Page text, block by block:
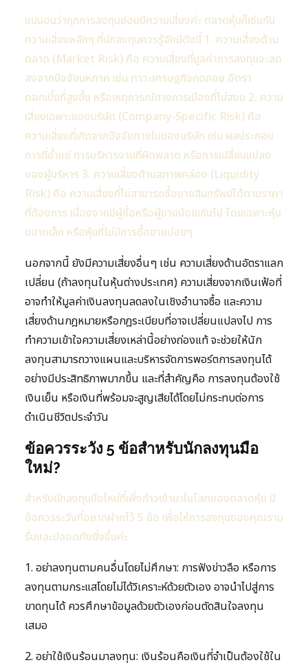
แน่นอนว่าทุกการลงทุนย่อมมีความเสี่ยงค่ะ ตลาดหุ้นก็เช่นกัน
ความเสี่ยงหลักๆ ที่นักลงทุนควรรู้จักมีดังนี้ 1. ความเสี่ยงด้าน
ตลาด (Market Risk) คือ ความเสี่ยงที่มูลค่าการลงทุนจะลด
ลงจากปัจจัยมหภาค เช่น ภาวะเศรษฐกิจถดถอย อัตรา
ดอกเบี้ยที่สูงขึ้น หรือเหตุการณ์ทางการเมืองที่ไม่สงบ 2. ความ
เสี่ยงเฉพาะของบริษัท (Company-Specific Risk) คือ
ความเสี่ยงที่เกิดจากปัจจัยภายในของบริษัท เช่น ผลประกอบ
การที่ย่ำแย่ การบริหารงานที่ผิดพลาด หรือการเปลี่ยนแปลง
ของผู้บริหาร 3. ความเสี่ยงด้านสภาพคล่อง (Liquidity
Risk) คือ ความเสี่ยงที่ไม่สามารถซื้อขายสินทรัพย์ได้ตามราคา
ที่ต้องการ เนื่องจากมีผู้ซื้อหรือผู้ขายน้อยเกินไป โดยเฉพาะหุ้น
ขนาดเล็ก หรือหุ้นที่ไม่มีการซื้อขายบ่อยๆ
นอกจากนี้ ยังมีความเสี่ยงอื่นๆ เช่น ความเสี่ยงด้านอัตราแลก
เปลี่ยน (ถ้าลงทุนในหุ้นต่างประเทศ) ความเสี่ยงจากเงินเฟ้อที่
อาจทำให้มูลค่าเงินลงทุนลดลงในเชิงอำนาจซื้อ และความ
เสี่ยงด้านกฎหมายหรือกฎระเบียบที่อาจเปลี่ยนแปลงไป การ
ทำความเข้าใจความเสี่ยงเหล่านี้อย่างถ่องแท้ จะช่วยให้นัก
ลงทุนสามารถวางแผนและบริหารจัดการพอร์ตการลงทุนได้
อย่างมีประสิทธิภาพมากขึ้น และที่สำคัญคือ การลงทุนต้องใช้
เงินเย็น หรือเงินที่พร้อมจะสูญเสียได้โดยไม่กระทบต่อการ
ดำเนินชีวิตประจำวัน
ข้อควรระวัง 5 ข้อสำหรับนักลงทุนมือ
ใหม่?
สำหรับนักลงทุนมือใหม่ที่เพิ่งก้าวเข้ามาในโลกของตลาดหุ้น มี
ข้อควรระวังที่อยากฝากไว้ 5 ข้อ เพื่อให้การลงทุนของคุณราบ
รื่นและปลอดภัยยิ่งขึ้นค่ะ
1. อย่าลงทุนตามคนอื่นโดยไม่ศึกษา: การฟังข่าวลือ หรือการ
ลงทุนตามกระแสโดยไม่ได้วิเคราะห์ด้วยตัวเอง อาจนำไปสู่การ
ขาดทุนได้ ควรศึกษาข้อมูลด้วยตัวเองก่อนตัดสินใจลงทุน
เสมอ
2. อย่าใช้เงินร้อนมาลงทุน: เงินร้อนคือเงินที่จำเป็นต้องใช้ใน